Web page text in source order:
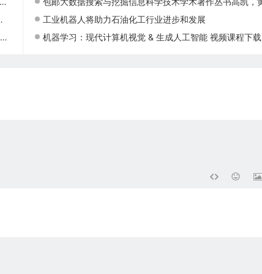
工业机器人将助力石油化工行业进步和发展
机器学习：现代计算机视觉 & 生成人工智能 视频课程下载